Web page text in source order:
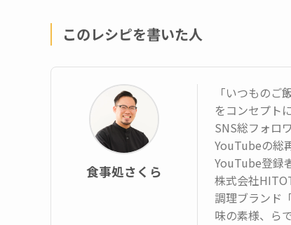
このレシピを書いた人
食事処さくら
「いつものご
をコンセプト
SNS総フォロ
YouTubeの総
YouTube登録
株式会社
調理ブランド
味の素様、ら